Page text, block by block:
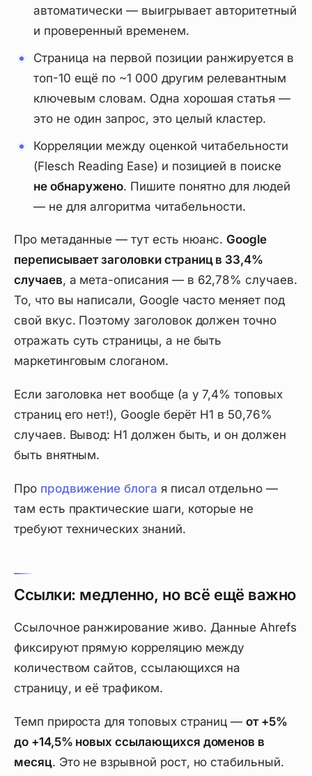
автоматически — выигрывает авторитетный
и проверенный временем.
Страница на первой позиции ранжируется в
топ-10 ещё по ~1 000 другим релевантным
ключевым словам. Одна хорошая статья —
это не один запрос, это целый кластер.
Корреляции между оценкой читабельности
(Flesch Reading Ease) и позицией в поиске
не обнаружено. Пишите понятно для людей
— не для алгоритма читабельности.
Про метаданные — тут есть нюанс.Google
переписывает заголовки страниц в 33,4%
случаев, а мета-описания — в 62,78% случаев.
То, что вы написали, Google часто меняет под
свой вкус. Поэтому заголовок должен точно
отражать суть страницы, а не быть
маркетинговым слоганом.
Если заголовка нет вообще (а у 7,4% топовых
страниц его нет!), Google берёт H1 в 50,76%
случаев. Вывод: H1 должен быть, и он должен
быть внятным.
Про продвижение блога я писал отдельно —
там есть практические шаги, которые не
требуют технических знаний.
Ссылки: медленно, но всё ещё важно
Ссылочное ранжирование живо. Данные Ahrefs
фиксируют прямую корреляцию между
количеством сайтов, ссылающихся на
страницу, и её трафиком.
Темп прироста для топовых страниц —от +5%
до +14,5% новых ссылающихся доменов в
месяц. Это не взрывной рост, но стабильный.